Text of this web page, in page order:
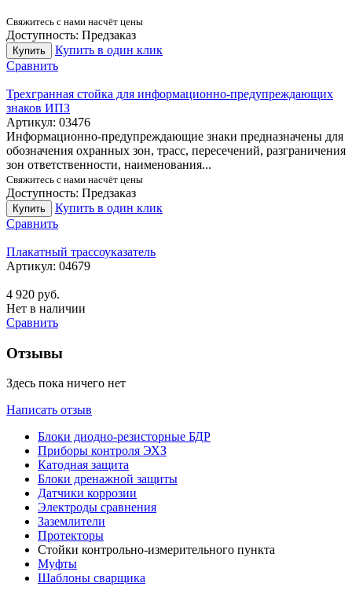
Свяжитесь с нами насчёт цены
Доступность: Предзаказ
Купить
Купить в один клик
Сравнить
Трехгранная стойка для информационно-предупреждающих
знаков ИПЗ
Артикул: 03476
Информационно-предупреждающие знаки предназначены для
обозначения охранных зон, трасс, пересечений, разграничения
зон ответственности, наименования...
Свяжитесь с нами насчёт цены
Доступность: Предзаказ
Купить
Купить в один клик
Сравнить
Плакатный трассоуказатель
Артикул: 04679
4 920 руб.
Нет в наличии
Сравнить
Отзывы
Здесь пока ничего нет
Написать отзыв
Блоки диодно-резисторные БДР
Приборы контроля ЭХЗ
Катодная защита
Блоки дренажной защиты
Датчики коррозии
Электроды сравнения
Заземлители
Протекторы
Стойки контрольно-измерительного пункта
Муфты
Шаблоны сварщика